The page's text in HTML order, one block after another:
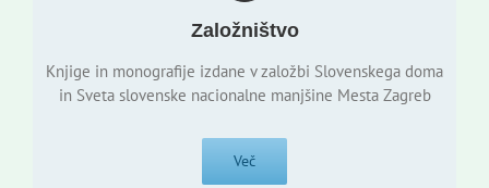
Založništvo
Knjige in monografije izdane v založbi Slovenskega doma
in Sveta slovenske nacionalne manjšine Mesta Zagreb
Več